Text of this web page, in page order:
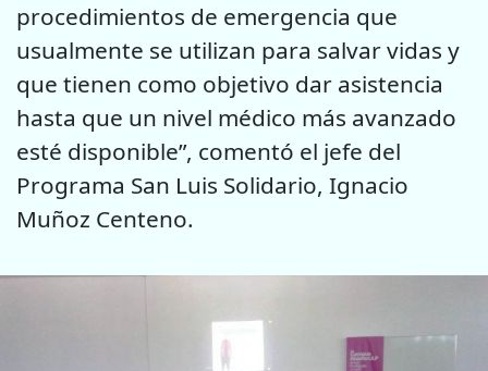
procedimientos de emergencia que
usualmente se utilizan para salvar vidas y
que tienen como objetivo dar asistencia
hasta que un nivel médico más avanzado
esté disponible”, comentó el jefe del
Programa San Luis Solidario, Ignacio
Muñoz Centeno.